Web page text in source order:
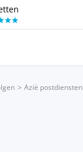
Azië postdiensten